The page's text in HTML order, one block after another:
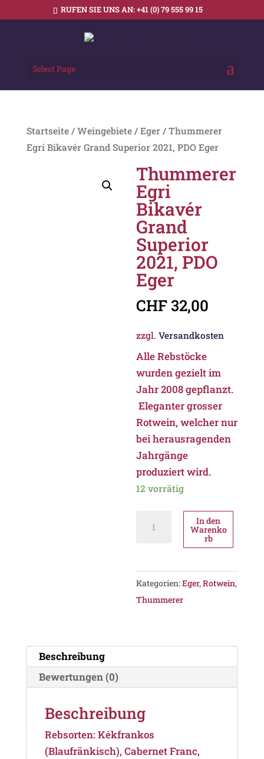
RUFEN SIE UNS AN:+41 (0) 79 555 99 15
Select Page
Startseite/ Weingebiete/ Eger/ Thummerer
Egri Bikavér Grand Superior 2021, PDO Eger
Thummerer
Egri
Bikavér
Grand
Superior
2021, PDO
Eger
CHF32,00
zzgl.Versandkosten
Alle Rebstöcke
wurden gezielt im
Jahr 2008 gepflanzt.
Eleganter grosser
Rotwein, welcher nur
bei herausragenden
Jahrgänge
produziert wird.
12 vorrätig
Egri
Grand
Superior
2021,
Menge
In den
Warenko
rb
Kategorien:Eger,Rotwein,
Thummerer
Beschreibung
Bewertungen (0)
Beschreibung
Rebsorten: Kékfrankos
(Blaufränkisch), Cabernet Franc,